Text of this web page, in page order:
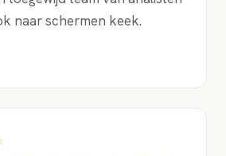
naar schermen keek.